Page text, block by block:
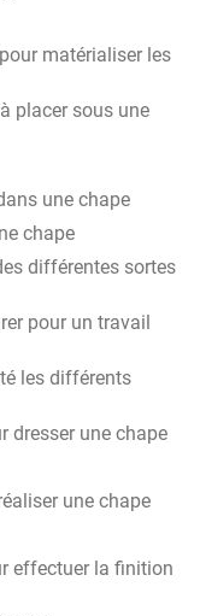
matérialiser les
placer sous une
une chape
chape
différentes sortes
pour un travail
les différents
dresser une chape
une chape
effectuer la finition